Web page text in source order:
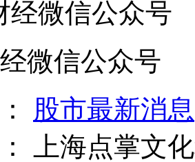
微信公众号
股市最新消息
上海点掌文